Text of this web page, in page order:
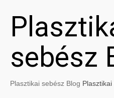
sebész
Plasztikai sebész Blog